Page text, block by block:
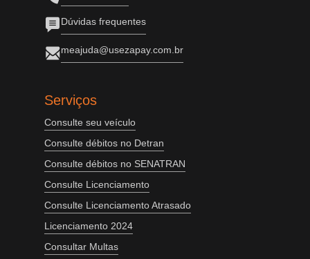
Dúvidas frequentes
meajuda@usezapay.com.br
Serviços
Consulte seu veículo
Consulte débitos no Detran
Consulte débitos no SENATRAN
Consulte Licenciamento
Consulte Licenciamento Atrasado
Licenciamento 2024
Consultar Multas